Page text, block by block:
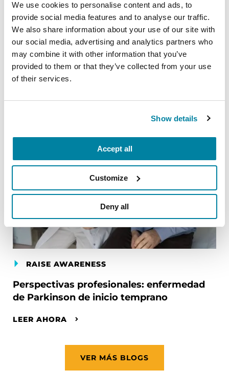
We use cookies to personalise content and ads, to
provide social media features and to analyse our traffic.
We also share information about your use of our site with
our social media, advertising and analytics partners who
may combine it with other information that you’ve
provided to them or that they’ve collected from your use
of their services.
Show details
Accept all
Customize
Deny all
Dentro de la ciencia: la investigación
sobre el Parkinson hoy
LEER AHORA
RAISE AWARENESS
Perspectivas profesionales: enfermedad
de Parkinson de inicio temprano
LEER AHORA
VER MÁS BLOGS